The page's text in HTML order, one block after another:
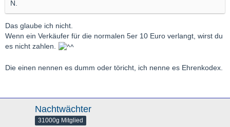
N.
Das glaube ich nicht.
Wenn ein Verkäufer für die normalen 5er 10 Euro verlangt, wirst du
es nicht zahlen.
Die einen nennen es dumm oder töricht, ich nenne es Ehrenkodex.
Nachtwächter
31000g Mitglied